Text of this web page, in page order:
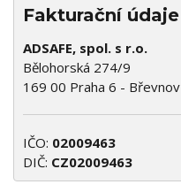
Fakturační údaje
ADSAFE, spol. s r.o.
Bělohorská 274/9
169 00 Praha 6 - Břevnov
IČO: 02009463
DIČ: CZ02009463